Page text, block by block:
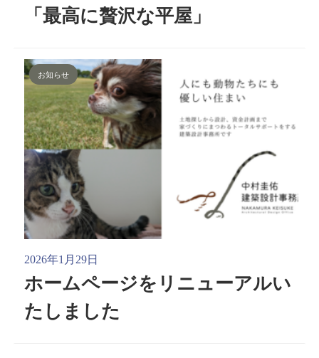
「最高に贅沢な平屋」
お知らせ
2026年1月29日
ホームページをリニューアルい
たしました